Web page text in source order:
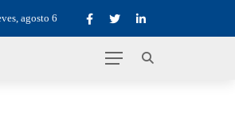
agosto 6